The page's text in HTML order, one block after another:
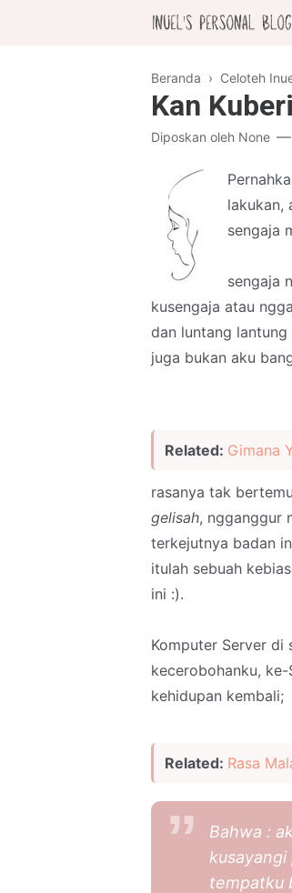
Beranda › Celoteh
Kan
Diposkan oleh None
lakukan,
sengaja
sengaja
kusengaja atau
dan luntang
juga bukan aku
Related: Gimana
rasanya tak
gelisah, ngganggur
terkejutnya badan
itulah sebuah
ini :).
Komputer Server di
kecerobohanku,
kehidupan kembali;
Related: Rasa
Bahwa :
tempatku